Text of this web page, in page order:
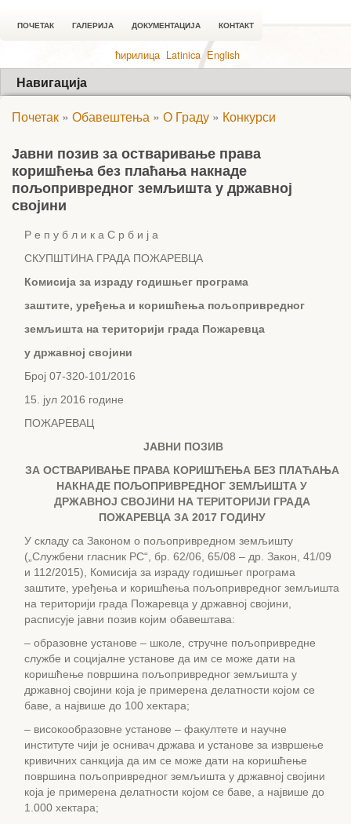
ПОЧЕТАК ГАЛЕРИЈА ДОКУМЕНТАЦИЈА КОНТАКТ
ћирилица Latinica English
Навигација
Почетак » Обавештења » О Граду » Конкурси
Јавни позив за остваривање права
коришћења без плаћања накнаде
пољопривредног земљишта у државној
својини
Р е п у б л и к а С р б и ј а
СКУПШТИНА ГРАДА ПОЖАРЕВЦА
Комисија за израду годишњег програма
заштите, уређења и коришћења пољопривредног
земљишта на територији града Пожаревца
у државној својини
Број 07-320-101/2016
15. јул 2016 године
ПОЖАРЕВАЦ
ЈАВНИ ПОЗИВ
ЗА ОСТВАРИВАЊЕ ПРАВА КОРИШЋЕЊА БЕЗ ПЛАЋАЊА
НАКНАДЕ ПОЉОПРИВРЕДНОГ ЗЕМЉИШТА У
ДРЖАВНОЈ СВОЈИНИ НА ТЕРИТОРИЈИ ГРАДА
ПОЖАРЕВЦА ЗА 2017 ГОДИНУ
У складу са Законом о пољопривредном земљишту
(„Службени гласник РС“, бр. 62/06, 65/08 – др. Закон, 41/09
и 112/2015), Комисија за израду годишњег програма
заштите, уређења и коришћења пољопривредног земљишта
на територији града Пожаревца у државној својини,
расписује јавни позив којим обавештава:
– образовнe установe – школe, стручнe пољопривреднe
службe и социјалнe установe да им се може дати на
коришћење површина пољопривредног земљишта у
државној својини која је примерена делатности којом се
баве, а највише до 100 хектара;
– високообразовнe установe – факултетe и научнe
институтe чији је оснивач држава и установe за извршење
кривичних санкција да им се може дати на коришћење
површина пољопривредног земљишта у државној својини
која је примерена делатности којом се баве, а највише до
1.000 хектара;